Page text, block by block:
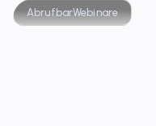
AbrufbarWebinare